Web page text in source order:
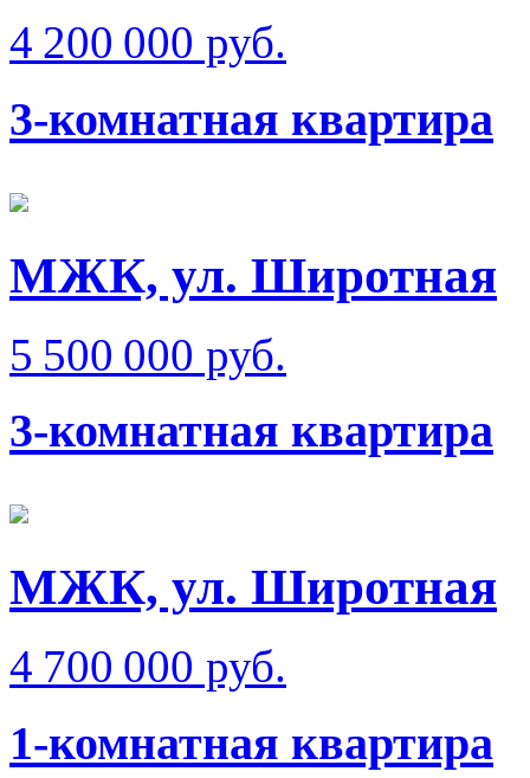
4 200 000 руб.
3-комнатная квартира
МЖК, ул. Широтная
5 500 000 руб.
3-комнатная квартира
МЖК, ул. Широтная
4 700 000 руб.
1-комнатная квартира